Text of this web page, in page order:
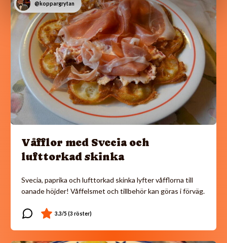
@koppargrytan
Våfflor med Svecia och
lufttorkad skinka
Svecia, paprika och lufttorkad skinka lyfter våfflorna till
oanade höjder! Våffelsmet och tillbehör kan göras i förväg.